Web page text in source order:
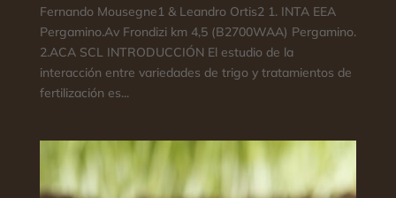
Fernando Mousegne1 & Leandro Ortis2 1. INTA EEA
Pergamino.Av Frondizi km 4,5 (B2700WAA) Pergamino.
2.ACA SCL INTRODUCCIÓN El estudio de la
interacción entre variedades de trigo y tratamientos de
fertilización es...